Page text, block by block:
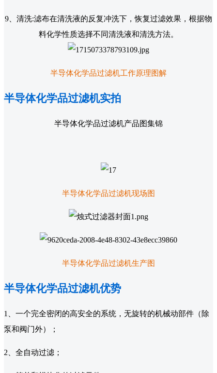
9、清洗:滤布在清洗液的反复冲洗下，恢复过滤效果，根据物
料化学性质选择不同清洗液和清洗方法。
半导体化学品过滤机工作原理图解
半导体化学品过滤机实拍
半导体化学品过滤机产品图集锦
半导体化学品过滤机现场图
半导体化学品过滤机生产图
半导体化学品过滤机优势
1、一个完全密闭的高安全的系统，无旋转的机械动部件（除
泵和阀门外）；
2、全自动过滤；